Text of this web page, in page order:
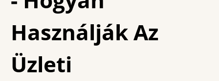
Használják Az
Üzleti